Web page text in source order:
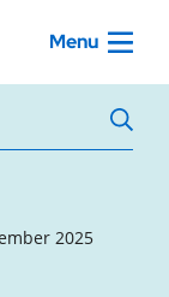
Menu
2025